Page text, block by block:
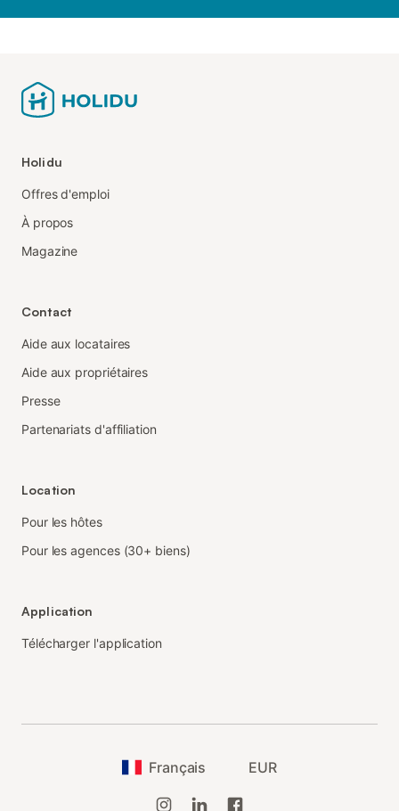
Holidu
Offres d'emploi
À propos
Magazine
Contact
Aide aux locataires
Aide aux propriétaires
Presse
Partenariats d'affiliation
Location
Pour les hôtes
Pour les agences (30+ biens)
Application
Télécharger l'application
Français EUR